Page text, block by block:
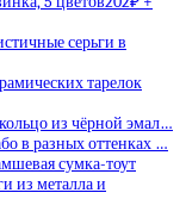
серьги в
тарелок
из чёрной эмал…
в разных оттенках …
сумка-тоут
из металла и